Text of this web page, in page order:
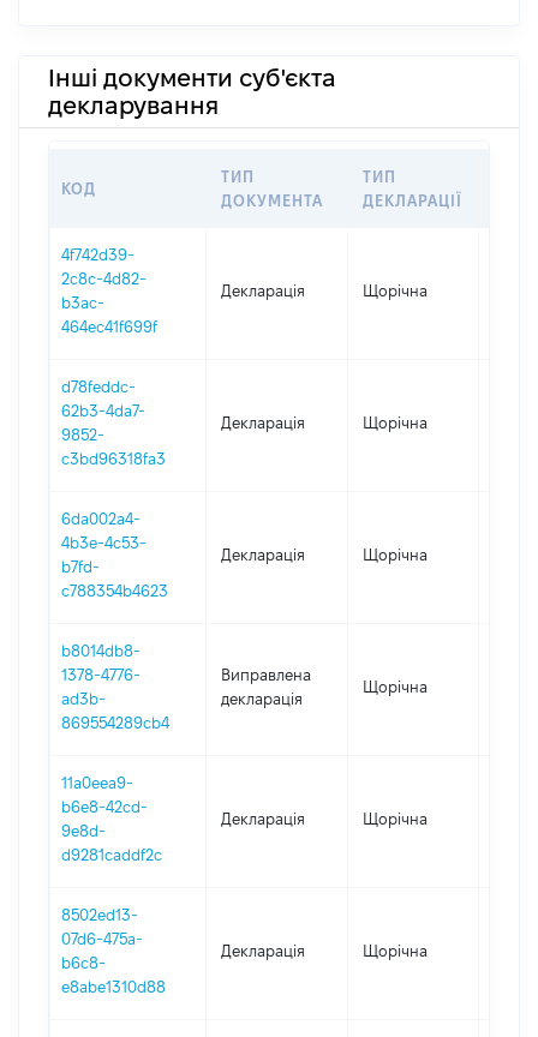
Інші документи суб'єкта
декларування
КОД
ТИП
ДОКУМЕНТА
ТИП
ДЕКЛАРАЦІЇ
4f742d39-
2c8c-4d82-
b3ac-
464ec41f699f
Декларація Щорічна
d78feddc-
62b3-4da7-
9852-
c3bd96318fa3
Декларація Щорічна
6da002a4-
4b3e-4c53-
b7fd-
c788354b4623
Декларація Щорічна
b8014db8-
1378-4776-
ad3b-
869554289cb4
Виправлена
декларація
Щорічна
11a0eea9-
b6e8-42cd-
9e8d-
d9281caddf2c
Декларація Щорічна
8502ed13-
07d6-475a-
b6c8-
e8abe1310d88
Декларація Щорічна